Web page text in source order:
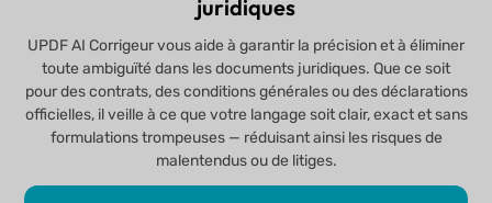
juridiques
UPDF AI Corrigeur vous aide à garantir la précision et à éliminer
toute ambiguïté dans les documents juridiques. Que ce soit
pour des contrats, des conditions générales ou des déclarations
officielles, il veille à ce que votre langage soit clair, exact et sans
formulations trompeuses — réduisant ainsi les risques de
malentendus ou de litiges.